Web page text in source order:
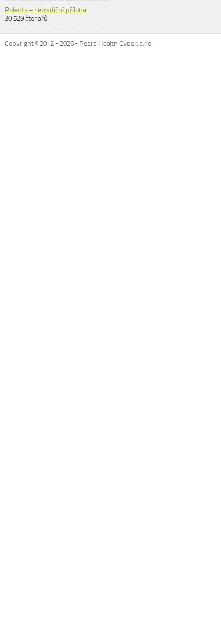
Polenta – netradiční příloha-
30 529 čtenářů
Copyright © 2012 -2026 - Pears Health Cyber, s.r.o.